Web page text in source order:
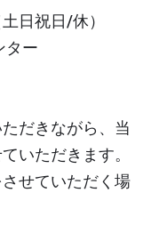
日祝日/休）
ター
だきながら、当
いただきます。
せていただく場